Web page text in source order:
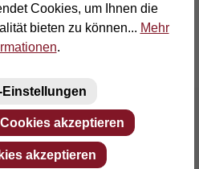
Mehr als 60 Jahre Erfahrung
Cookies, um Ihnen die
bieten zu können... Mehr
.
akzeptieren
akzeptieren